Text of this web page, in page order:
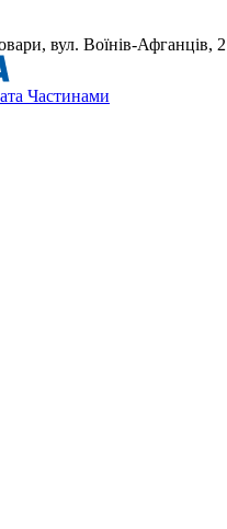
вул. Воїнів-Афганців, 2
Частинами